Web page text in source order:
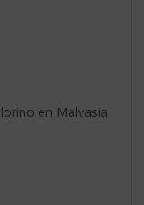
en Malvasia